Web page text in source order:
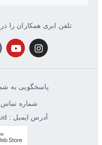
تلفن ابری همکاران را در
پاسخگویی به
شماره تماس : 92003513-021
آدرس ایمیل : info@hamkaran.cloud